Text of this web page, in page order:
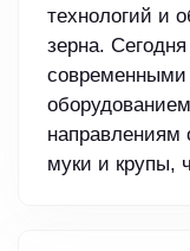
технологий и
зерна.
современными
направлениям
муки и крупы,